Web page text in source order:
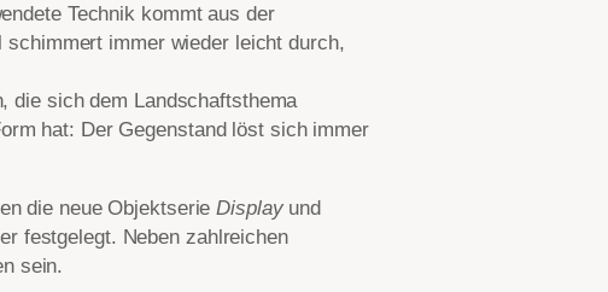
Technik kommt aus der
immer wieder leicht durch,
die sich dem Landschaftsthema
hat: Der Gegenstand löst sich immer
die neue ObjektserieDisplayund
festgelegt. Neben zahlreichen
sein.